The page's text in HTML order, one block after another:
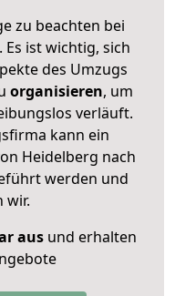
zu beachten bei
ist wichtig, sich
des Umzugs
organisieren, um
verläuft.
kann ein
Heidelberg nach
werden und
wir.
ausund erhalten